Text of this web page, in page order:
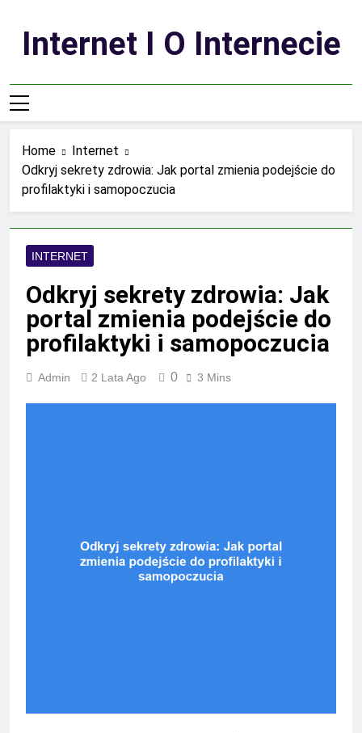
contentInternet I O Internecie
Home
Internet
Odkryj sekrety zdrowia: Jak portal zmienia podejście do
profilaktyki i samopoczucia
INTERNET
Odkryj sekrety zdrowia: Jak
portal zmienia podejście do
profilaktyki i samopoczucia
Admin 2 Lata Ago 0 3 Mins